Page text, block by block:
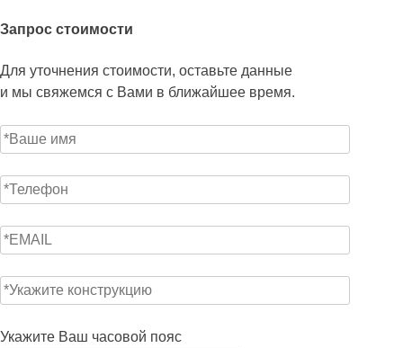
Запрос стоимости
Для уточнения стоимости, оставьте данные
и мы свяжемся с Вами в ближайшее время.
Укажите Ваш часовой пояс